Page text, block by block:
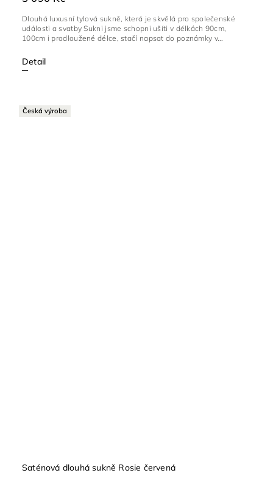
Detail
Dlouhá luxusní tylová sukně, která je skvělá pro společenské
události a svatby Sukni jsme schopni ušíti v délkách 90cm,
100cm i prodloužené délce, stačí napsat do poznámky v...
Česká výroba
Saténová dlouhá sukně Rosie červená